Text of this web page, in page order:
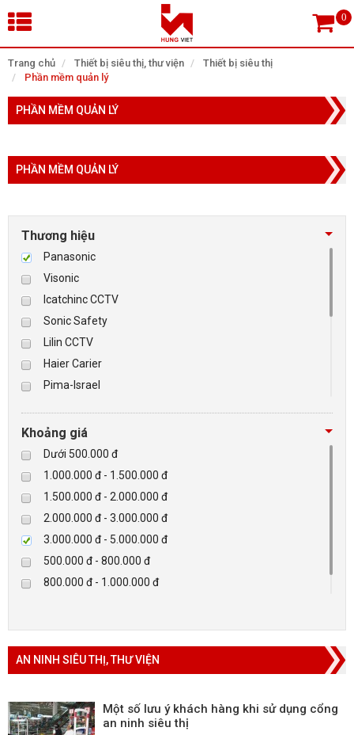
Trang chủ Thiết bị siêu thị, thư viện
Thiết bị siêu thị
Phần mềm quản lý
PHẦN MỀM QUẢN LÝ
PHẦN MỀM QUẢN LÝ
Thương hiệu
Panasonic
Visonic
Icatchinc CCTV
Sonic Safety
Lilin CCTV
Haier Carier
Pima-Israel
Checkpoint
Paradox-Canada
D-max
HIKVISON
Eguard
Khác
Rapiscan
Khoảng giá
Dưới 500.000 đ
1.000.000 đ - 1.500.000 đ
1.500.000 đ - 2.000.000 đ
2.000.000 đ - 3.000.000 đ
3.000.000 đ - 5.000.000 đ
500.000 đ - 800.000 đ
800.000 đ - 1.000.000 đ
AN NINH SIÊU THỊ, THƯ VIỆN
Một số lưu ý khách hàng khi sử dụng cổng
an ninh siêu thị
×
Tìm theo danh mục
TRANG CHỦ
THIẾT BỊ SIÊU THỊ, THƯ VIỆN
CAMERA GIÁM SÁT
BÁO ĐỘNG, BÁO CHÁY
NHÀ THÔNG MINH
LIÊN HỆ